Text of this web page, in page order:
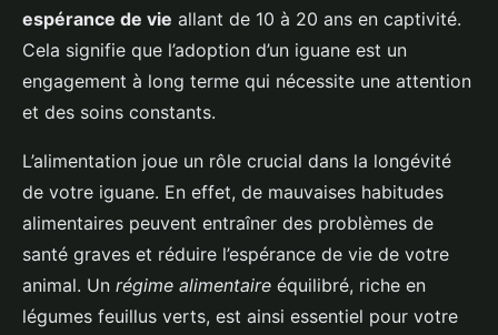
espérance de vie allant de 10 à 20 ans en captivité.
Cela signifie que l’adoption d’un iguane est un
engagement à long terme qui nécessite une attention
et des soins constants.
L’alimentation joue un rôle crucial dans la longévité
de votre iguane. En effet, de mauvaises habitudes
alimentaires peuvent entraîner des problèmes de
santé graves et réduire l’espérance de vie de votre
animal. Un régime alimentaire équilibré, riche en
légumes feuillus verts, est ainsi essentiel pour votre